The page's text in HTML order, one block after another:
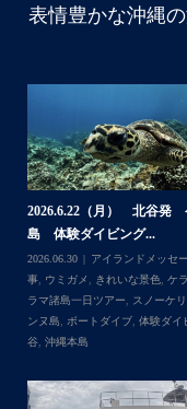
10月前
たくさんのご
BBQにジェットス
ングなどなど…
海も荒れずにい
また来年も
発着の国立公園指
ング・#スノーケリ
表情豊かな沖縄
発 慶良間行き 体
ログ
いな景色,ケラマ諸島,ケ
スノーケリング,ダイ
体験ダイビング,北谷
【台風
らせ】
事,台風